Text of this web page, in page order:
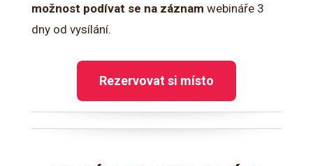
možnost podívat se na záznam webináře 3
dny od vysílání.
Rezervovat si místo